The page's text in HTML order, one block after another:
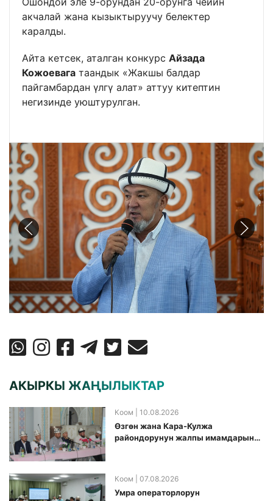
акчалай жана кызыктыруучу белектер
каралды.
Айта кетсек, аталган конкурс Айзада
Кожоевага таандык «Жакшы балдар
пайгамбардан үлгү алат» аттуу китептин
негизинде уюштурулган.
АКЫРКЫ ЖАҢЫЛЫКТАР
Коом | 10.08.2026
Өзгөн жана Кара-Кулжа
райондорунун жалпы имамдарына
Коом | 07.08.2026
Умра операторлорун